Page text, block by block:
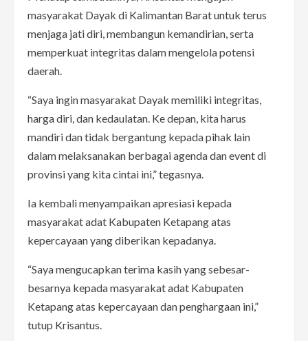
masyarakat Dayak di Kalimantan Barat untuk terus
menjaga jati diri, membangun kemandirian, serta
memperkuat integritas dalam mengelola potensi
daerah.
“Saya ingin masyarakat Dayak memiliki integritas,
harga diri, dan kedaulatan. Ke depan, kita harus
mandiri dan tidak bergantung kepada pihak lain
dalam melaksanakan berbagai agenda dan event di
provinsi yang kita cintai ini,” tegasnya.
Ia kembali menyampaikan apresiasi kepada
masyarakat adat Kabupaten Ketapang atas
kepercayaan yang diberikan kepadanya.
“Saya mengucapkan terima kasih yang sebesar-
besarnya kepada masyarakat adat Kabupaten
Ketapang atas kepercayaan dan penghargaan ini,”
tutup Krisantus.